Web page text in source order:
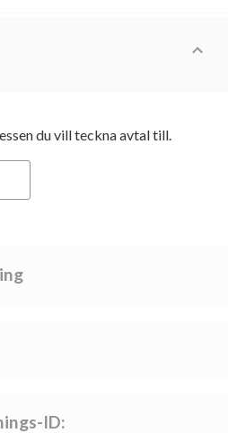
du vill teckna avtal till.
ID: